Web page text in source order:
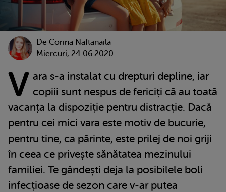
De Corina Naftanaila
Miercuri, 24.06.2020
V ara s-a instalat cu drepturi depline, iar
copiii sunt nespus de fericiți că au toată
vacanța la dispoziție pentru distracție. Dacă
pentru cei mici vara este motiv de bucurie,
pentru tine, ca părinte, este prilej de noi griji
în ceea ce privește sănătatea mezinului
familiei. Te gândești deja la posibilele boli
infecțioase de sezon care v-ar putea